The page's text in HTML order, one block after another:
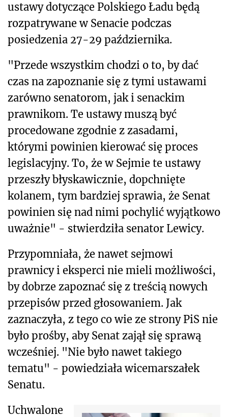
ustawy dotyczące Polskiego Ładu będą
rozpatrywane w Senacie podczas
posiedzenia 27-29 października.
"Przede wszystkim chodzi o to, by dać
czas na zapoznanie się z tymi ustawami
zarówno senatorom, jak i senackim
prawnikom. Te ustawy muszą być
procedowane zgodnie z zasadami,
którymi powinien kierować się proces
legislacyjny. To, że w Sejmie te ustawy
przeszły błyskawicznie, dopchnięte
kolanem, tym bardziej sprawia, że Senat
powinien się nad nimi pochylić wyjątkowo
uważnie" - stwierdziła senator Lewicy.
Przypomniała, że nawet sejmowi
prawnicy i eksperci nie mieli możliwości,
by dobrze zapoznać się z treścią nowych
przepisów przed głosowaniem. Jak
zaznaczyła, z tego co wie ze strony PiS nie
było prośby, aby Senat zajął się sprawą
wcześniej. "Nie było nawet takiego
tematu" - powiedziała wicemarszałek
Senatu.
Uchwalone